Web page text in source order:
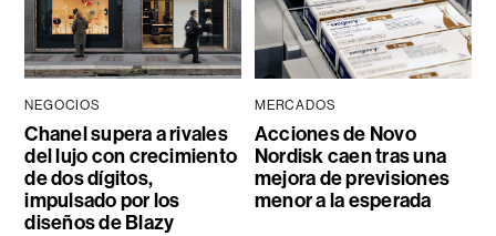
NEGOCIOS
Chanel supera a rivales
del lujo con crecimiento
de dos dígitos,
impulsado por los
diseños de Blazy
MERCADOS
Acciones de Novo
Nordisk caen tras una
mejora de previsiones
menor a la esperada